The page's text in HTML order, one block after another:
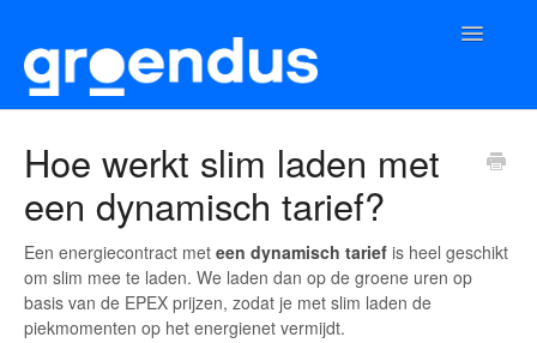
Toggle
App
Laadpunt
Hoe werkt slim laden met
een dynamisch tarief?
Een energiecontract met een dynamisch tarief is heel geschikt
om slim mee te laden. We laden dan op de groene uren op
basis van de EPEX prijzen, zodat je met slim laden de
piekmomenten op het energienet vermijdt.